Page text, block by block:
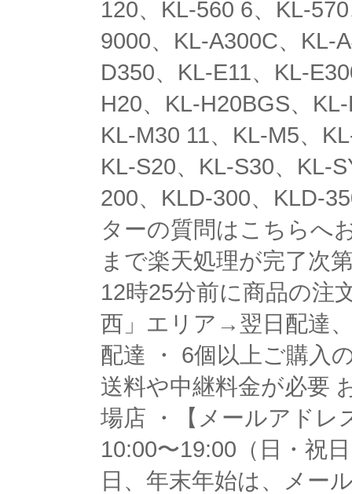
120、KL-560 6、KL-
9000、KL-A300C、KL-
D350、KL-E11、KL-
H20、KL-H20BGS、
KL-M30 11、KL-M5、
KL-S20、KL-S30、KL-
200、KLD-300、KLD-
ターの質問はこちらへ
まで楽天処理が完了次
12時25分前に商品の注
西」エリア→翌日配達
配達 ・ 6個以上ご購入
送料や中継料金が必要
場店 ・【メールアドレ
10:00〜19:00（日・祝
日、年末年始は、メー